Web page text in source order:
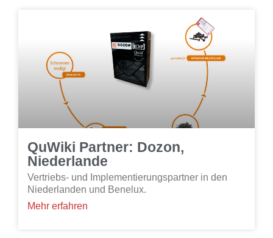
QuWiki Partner: Dozon,
Niederlande
Vertriebs- und Implementierungspartner in den
Niederlanden und Benelux.
Mehr erfahren